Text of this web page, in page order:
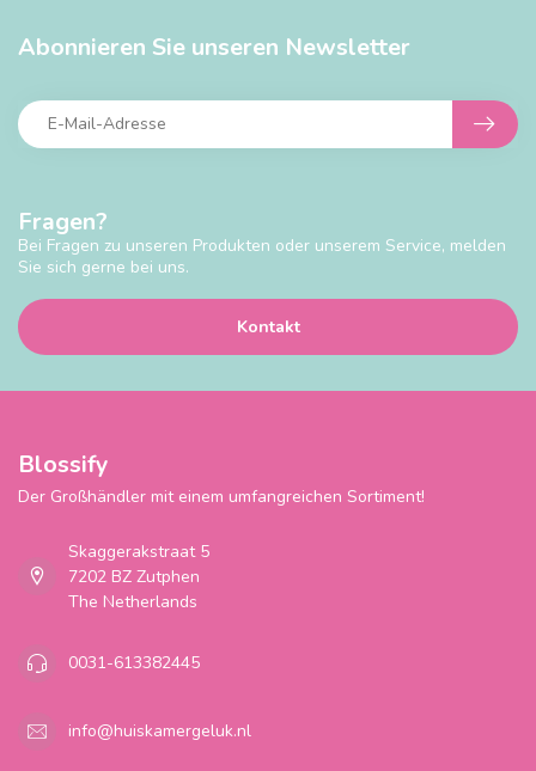
Fragen?
Bei Fragen zu unseren Produkten oder unserem Service, melden
Sie sich gerne bei uns.
Kontakt
Abonnieren Sie unseren Newsletter
Blossify
Der Großhändler mit einem umfangreichen Sortiment!
Skaggerakstraat 5
7202 BZ Zutphen
The Netherlands
0031-613382445
info@huiskamergeluk.nl